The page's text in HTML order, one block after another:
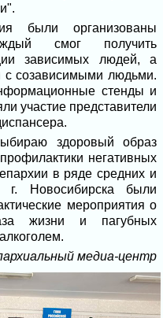
были организованы
смог получить
зависимых людей, а
с созависимыми людьми.
стенды и
участие представители
здоровый образ
негативных
в ряде средних и
г. Новосибирска были
мероприятия о
жизни и пагубных
медиа-центр